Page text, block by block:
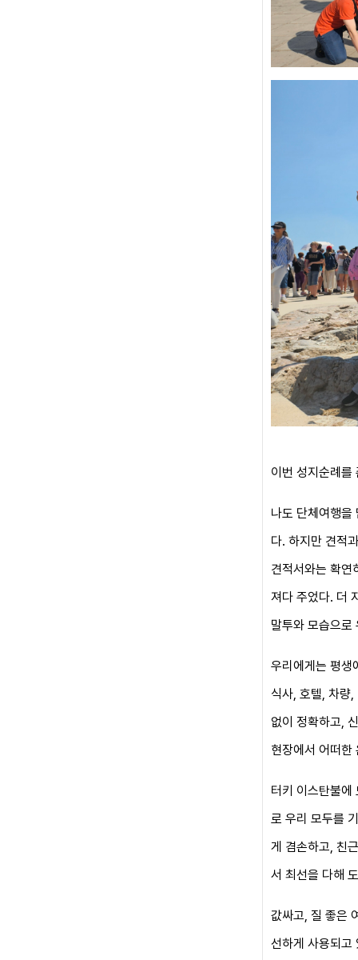
이번 성지순례를
나도 단체여행을
다. 하지만 견적
견적서와는 확연
져다 주었다. 더
말투와 모습으
우리에게는 평생
식사, 호텔, 차량
없이 정확하고,
현장에서 어떠한
터키 이스탄불에
로 우리 모두를
게 겸손하고, 친
서 최선을 다해
값싸고, 질 좋은
선하게 사용되고